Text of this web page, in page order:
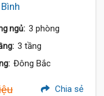
ngủ: 3 phòng
3 tầng
Đông Bắc
Chia sẻ